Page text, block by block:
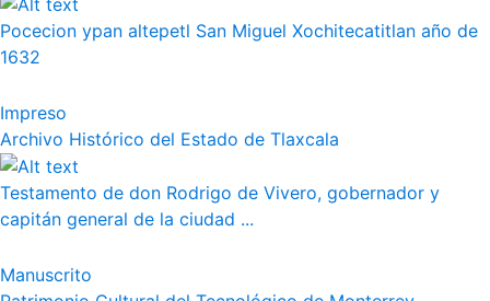
Pocecion ypan altepetl San Miguel Xochitecatitlan año de
1632
Impreso
Archivo Histórico del Estado de Tlaxcala
Testamento de don Rodrigo de Vivero, gobernador y
capitán general de la ciudad ...
Manuscrito